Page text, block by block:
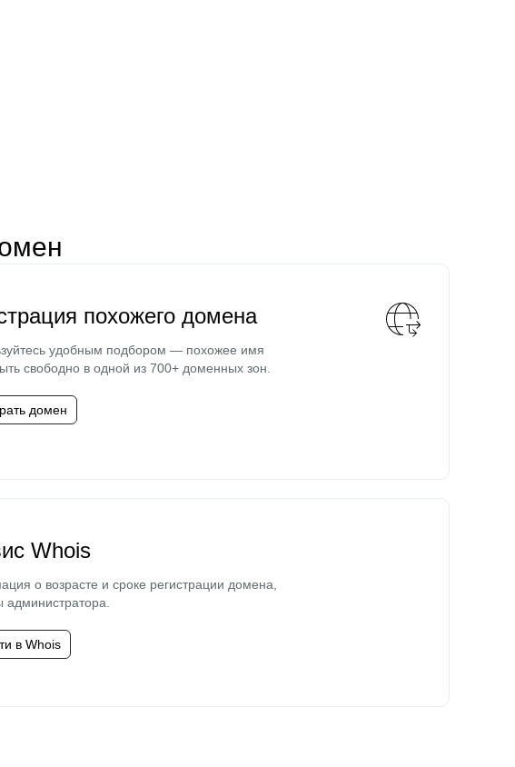
похожего домена
удобным подбором — похожее имя
свободно в одной из 700+ доменных зон.
домен
Whois
о возрасте и сроке регистрации домена,
администратора.
в Whois